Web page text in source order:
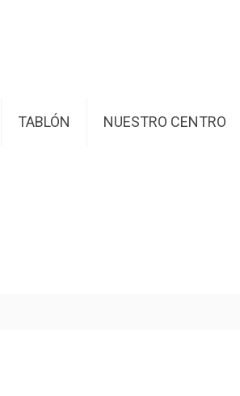
TABLÓN NUESTRO CENTRO